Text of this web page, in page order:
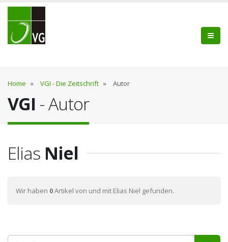
Home » VGI - Die Zeitschrift » Autor
VGI - Autor
Elias Niel
Wir haben 0Artikel von und mit Elias Niel gefunden.